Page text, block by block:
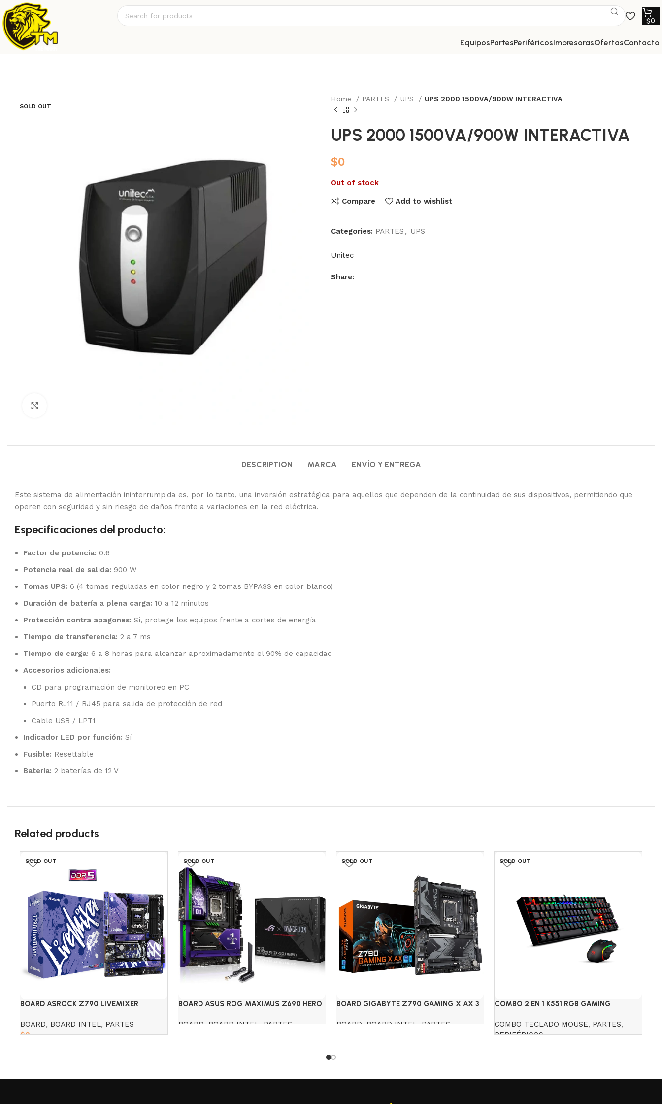
$0
equipos partes periféricos impresoras ofertas contacto
SOLD OUT
Home PARTES UPS UPS 2000 1500VA/900W INTERACTIVA
UPS 2000 1500VA/900W INTERACTIVA
$0
Out of stock
Compare Add to wishlist
Categories: PARTES , UPS
Unitec
Share:
DESCRIPTION MARCA ENVÍO Y ENTREGA
Este sistema de alimentación ininterrumpida es, por lo tanto, una inversión estratégica para aquellos que dependen de la continuidad de sus dispositivos, permitiendo que
operen con seguridad y sin riesgo de daños frente a variaciones en la red eléctrica.
Especificaciones del producto:
Factor de potencia: 0.6
Potencia real de salida: 900 W
Tomas UPS: 6 (4 tomas reguladas en color negro y 2 tomas BYPASS en color blanco)
Duración de batería a plena carga: 10 a 12 minutos
Protección contra apagones: Sí, protege los equipos frente a cortes de energía
Tiempo de transferencia: 2 a 7 ms
Tiempo de carga: 6 a 8 horas para alcanzar aproximadamente el 90% de capacidad
Accesorios adicionales:
CD para programación de monitoreo en PC
Puerto RJ11 / RJ45 para salida de protección de red
Cable USB / LPT1
Indicador LED por función: Sí
Fusible: Resettable
Batería: 2 baterías de 12 V
Related products
SOLD OUT
BOARD ASROCK Z790 LIVEMIXER
BOARD, BOARD INTEL, PARTES
$0
SOLD OUT
BOARD ASUS ROG MAXIMUS Z690 HERO
BOARD,BOARD INTEL,PARTES
SOLD OUT
BOARD GIGABYTE Z790 GAMING X AX 3
BOARD,BOARD INTEL,PARTES
SOLD OUT
COMBO 2 EN 1 K551 RGB GAMING
COMBO TECLADO MOUSE, PARTES,
PERIFÉRICOS